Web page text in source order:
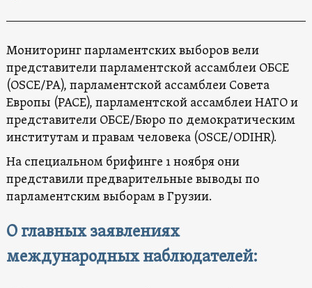
Мониторинг парламентских выборов вели
представители парламентской ассамблеи ОБСЕ
(OSCE/PA), парламентской ассамблеи Совета
Европы (PACE), парламентской ассамблеи НАТО и
представители ОБСЕ/Бюро по демократическим
институтам и правам человека (OSCE/ODIHR).
На специальном брифинге 1 ноября они
представили предварительные выводы по
парламентским выборам в Грузии.
О главных заявлениях
международных наблюдателей: